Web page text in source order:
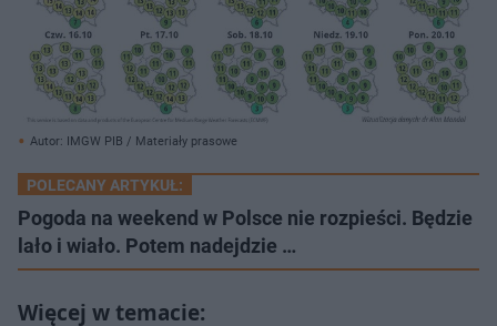
Autor: IMGW PIB / Materiały prasowe
POLECANY ARTYKUŁ:
Pogoda na weekend w Polsce nie rozpieści. Będzie
lało i wiało. Potem nadejdzie …